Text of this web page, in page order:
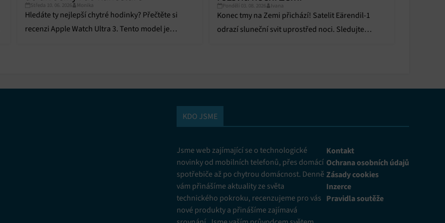
Středa 10. 06. 2026 Monika
Hledáte ty nejlepší chytré hodinky? Přečtěte si
recenzi Apple Watch Ultra 3. Tento model je
Pondělí 03. 08. 2026 Ivana
Konec tmy na Zemi přichází! Satelit Eärendil-1
odrazí sluneční svit uprostřed noci. Sledujte
KDO JSME
Jsme web zajímající se o technologické
novinky od mobilních telefonů, přes domácí
spotřebiče až po chytrou domácnost. Denně
vám přinášíme aktuality ze světa
technického pokroku, recenzujeme pro vás
nové produkty a přinášíme zajímavá
Kontakt
Ochrana osobních údajů
Zásady cookies
Inzerce
Pravidla soutěže